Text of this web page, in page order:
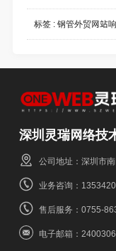
标签 :钢管外贸网站
深圳灵瑞网络技
公司地址：深圳市
业务咨询：
售后服务：0755-
电子邮箱：